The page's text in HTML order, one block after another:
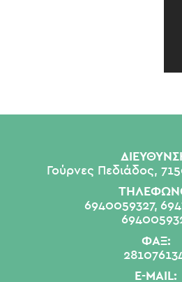
Γούρνες Πεδιάδος,
6940059327,
ΦΑΞ:
E-MAIL: